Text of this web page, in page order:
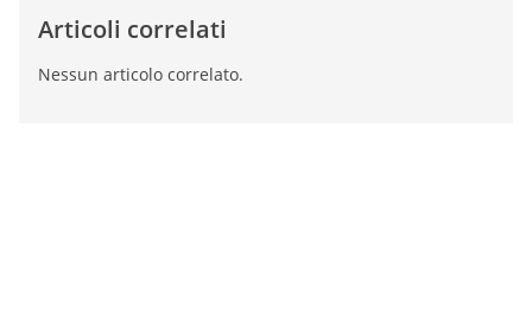
Articoli correlati
Nessun articolo correlato.